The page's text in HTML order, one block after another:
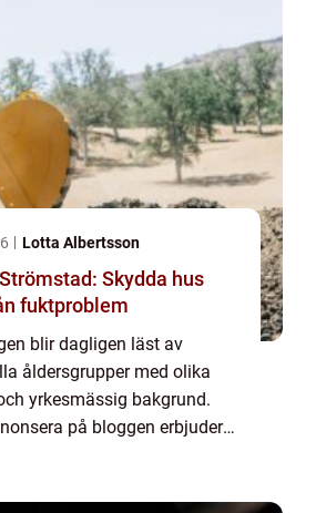
Lotta Albertsson
Skydda hus
fuktproblem
blir dagligen läst av
åldersgrupper med olika
yrkesmässig bakgrund.
på bloggen erbjuder